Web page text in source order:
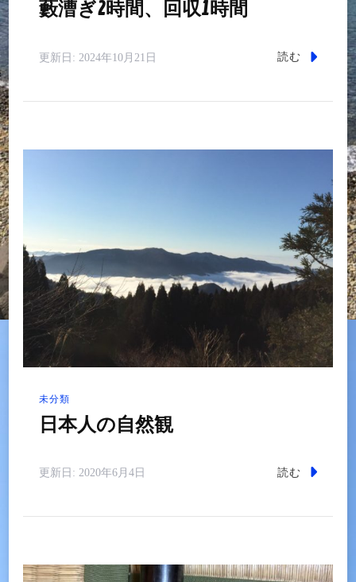
藪漕ぎ2時間、回収1時間
更新日: 2024年10月21日 読む
未分類
日本人の自然観
更新日: 2020年6月4日 読む